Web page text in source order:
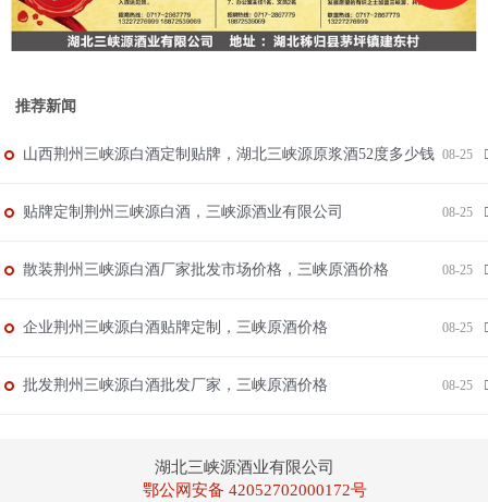
推荐新闻
08-25
山西荆州三峡源白酒定制贴牌，湖北三峡源原浆酒52度多少钱
08-25
贴牌定制荆州三峡源白酒，三峡源酒业有限公司
08-25
散装荆州三峡源白酒厂家批发市场价格，三峡原酒价格
08-25
企业荆州三峡源白酒贴牌定制，三峡原酒价格
08-25
批发荆州三峡源白酒批发厂家，三峡原酒价格
湖北三峡源酒业有限公司
鄂公网安备 42052702000172号